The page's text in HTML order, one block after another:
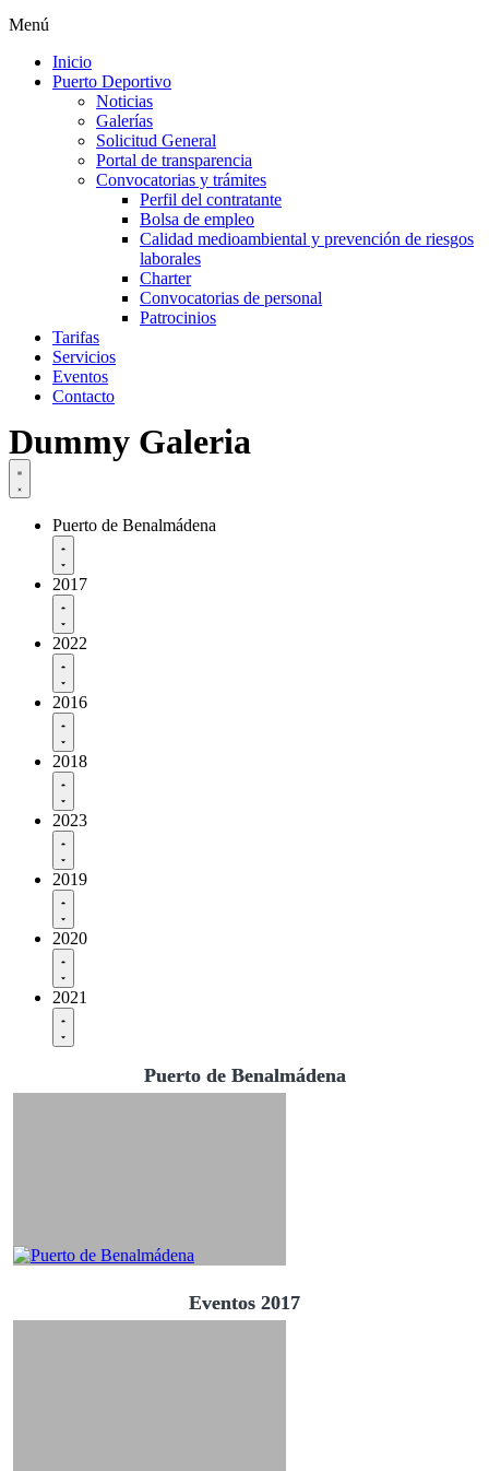
Menú
Inicio
Puerto Deportivo
Noticias
Galerías
Solicitud General
Portal de transparencia
Convocatorias y trámites
Perfil del contratante
Bolsa de empleo
Calidad medioambiental y prevención de riesgos
laborales
Charter
Convocatorias de personal
Patrocinios
Tarifas
Servicios
Eventos
Contacto
Dummy Galeria
Puerto de Benalmádena
2017
2022
2016
2018
2023
2019
2020
2021
Puerto de Benalmádena
Eventos 2017